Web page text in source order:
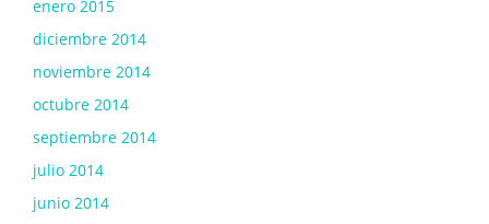
enero 2015
diciembre 2014
noviembre 2014
octubre 2014
septiembre 2014
julio 2014
junio 2014